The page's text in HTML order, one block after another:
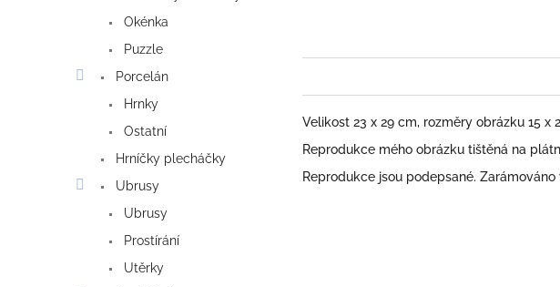
Okénka
Puzzle
Porcelán
Hrnky
Ostatní
Hrníčky plecháčky
Ubrusy
Ubrusy
Prostírání
Utěrky
Velikost 23 x 29 cm, rozměry obrázku 15 x
Reprodukce mého obrázku tištěná na
Reprodukce jsou podepsané.